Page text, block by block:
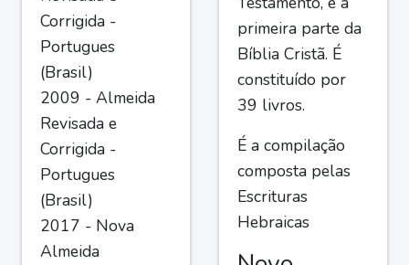
Corrigida -
Portugues
(Brasil)
2009 - Almeida
Revisada e
Corrigida -
Portugues
(Brasil)
2017 - Nova
Almeida
primeira parte da
Bíblia Cristã. É
constituído por
39 livros.
É a compilação
composta pelas
Escrituras
Hebraicas